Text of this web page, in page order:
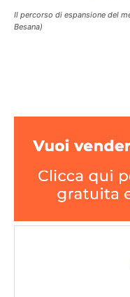
Il percorso di espansione del
Besana)